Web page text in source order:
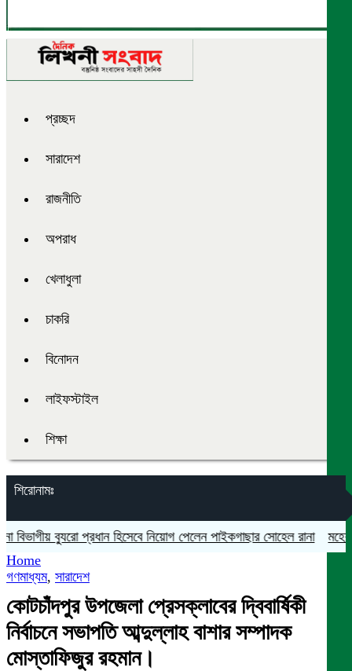
প্রচ্ছদ
সারাদেশ
রাজনীতি
অপরাধ
খেলাধুলা
চাকরি
বিনোদন
লাইফস্টাইল
শিক্ষা
শিরোনামঃ
ব্যুরো প্রধান হিসেবে নিয়োগ পেলেন পাইকগাছার সোহেল রানা মহেশপুরে
Home
গণমাধ্যম, সারাদেশ
কোটচাঁদপুর উপজেলা প্রেসক্লাবের দ্বিবার্ষিকী
নির্বাচনে সভাপতি আব্দুল্লাহ বাশার সম্পাদক
মোস্তাফিজুর রহমান।